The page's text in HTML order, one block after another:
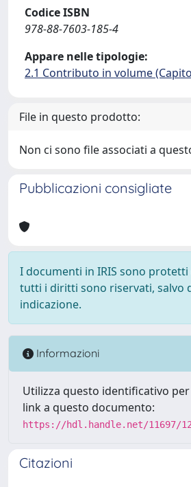
Codice ISBN
978-88-7603-185-4
Appare nelle tipologie:
2.1 Contributo in volume
File in questo prodotto:
Non ci sono file associati a
Pubblicazioni consigliate
I documenti in IRIS sono
tutti i diritti sono riservati, salvo
indicazione.
Informazioni
Utilizza questo identificativo
link a questo documento:
https://hdl.handle.net/11697/
Citazioni